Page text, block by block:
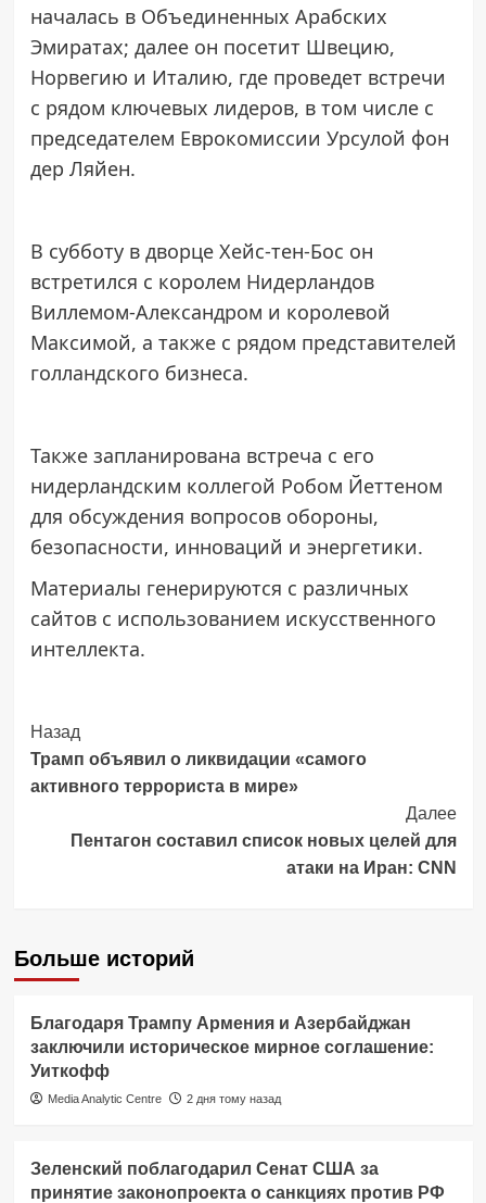
началась в Объединенных Арабских
Эмиратах; далее он посетит Швецию,
Норвегию и Италию, где проведет встречи
с рядом ключевых лидеров, в том числе с
председателем Еврокомиссии Урсулой фон
дер Ляйен.
В субботу в дворце Хейс-тен-Бос он
встретился с королем Нидерландов
Виллемом-Александром и королевой
Максимой, а также с рядом представителей
голландского бизнеса.
Также запланирована встреча с его
нидерландским коллегой Робом Йеттеном
для обсуждения вопросов обороны,
безопасности, инноваций и энергетики.
Материалы генерируются с различных
сайтов с использованием искусственного
интеллекта.
Post
Navigation
Назад
Трамп объявил о ликвидации «самого
активного террориста в мире»
Далее
Пентагон составил список новых целей для
атаки на Иран: CNN
Больше историй
Благодаря Трампу Армения и Азербайджан
заключили историческое мирное соглашение:
Уиткофф
Media Analytic Centre 2 дня тому назад
Зеленский поблагодарил Сенат США за
принятие законопроекта о санкциях против РФ